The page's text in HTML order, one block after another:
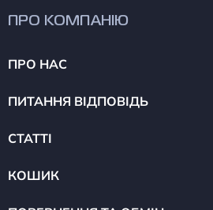
ПРО КОМПАНІЮ
ПРО НАС
ПИТАННЯ ВІДПОВІДЬ
СТАТТІ
КОШИК